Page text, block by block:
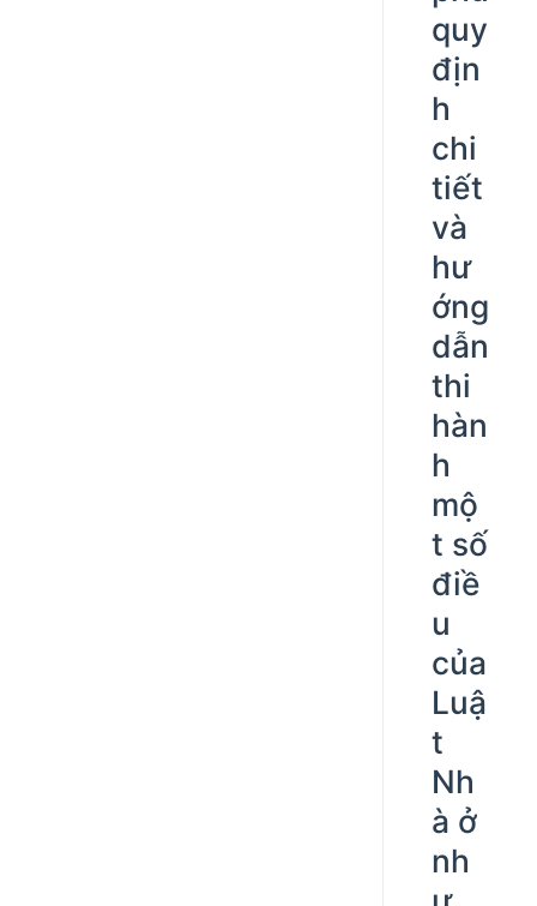
quy
địn
h
chi
tiết
và
hư
ớng
dẫn
thi
hàn
h
mộ
t số
điề
u
của
Luậ
t
Nh
à ở
nh